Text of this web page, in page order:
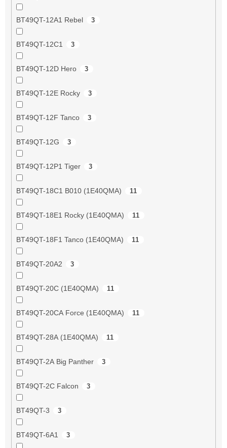
BT49QT-12A1 Rebel 3
BT49QT-12C1 3
BT49QT-12D Hero 3
BT49QT-12E Rocky 3
BT49QT-12F Tanco 3
BT49QT-12G 3
BT49QT-12P1 Tiger 3
BT49QT-18C1 B010 (1E40QMA) 11
BT49QT-18E1 Rocky (1E40QMA) 11
BT49QT-18F1 Tanco (1E40QMA) 11
BT49QT-20A2 3
BT49QT-20C (1E40QMA) 11
BT49QT-20CA Force (1E40QMA) 11
BT49QT-28A (1E40QMA) 11
BT49QT-2A Big Panther 3
BT49QT-2C Falcon 3
BT49QT-3 3
BT49QT-6A1 3